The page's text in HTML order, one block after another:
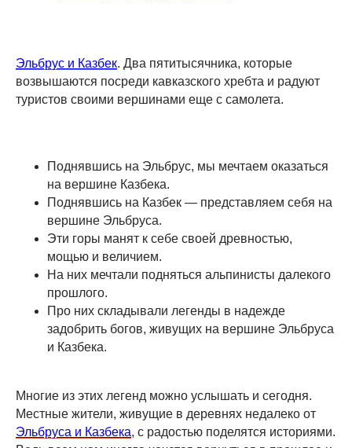
Эльбрус и Казбек. Два пятитысячника, которые
возвышаются посреди кавказского хребта и радуют
туристов своими вершинами еще с самолета.
Поднявшись на Эльбрус, мы мечтаем оказаться
на вершине Казбека.
Поднявшись на Казбек — представляем себя на
вершине Эльбруса.
Эти горы манят к себе своей древностью,
мощью и величием.
На них мечтали подняться альпинисты далекого
прошлого.
Про них складывали легенды в надежде
задобрить богов, живущих на вершине Эльбруса
и Казбека.
Многие из этих легенд можно услышать и сегодня.
Местные жители, живущие в деревнях недалеко от
Эльбруса и Казбека, с радостью поделятся историями.